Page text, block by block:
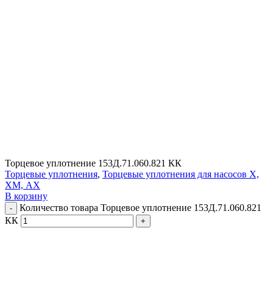
Торцевое уплотнение 153Д.71.060.821 КК
Торцевые уплотнения, Торцевые уплотнения для насосов Х,
ХМ, АХ
В корзину
Количество товара Торцевое уплотнение 153Д.71.060.821
КК